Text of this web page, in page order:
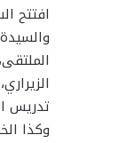
افتتح
تدريس
وكذا